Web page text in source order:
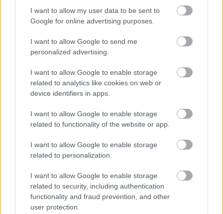
I want to allow my user data to be sent to
Google for online advertising purposes.
I want to allow Google to send me
personalized advertising.
I want to allow Google to enable storage
related to analytics like cookies on web or
device identifiers in apps.
I want to allow Google to enable storage
related to functionality of the website or app.
I want to allow Google to enable storage
related to personalization.
I want to allow Google to enable storage
related to security, including authentication
functionality and fraud prevention, and other
user protection.